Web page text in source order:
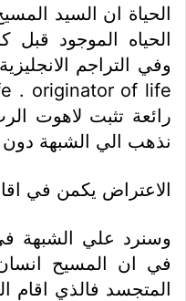
الحياة ان السيد
الحياه الموجود
رائعة تثبت لاهوت
نذهب الي الشبهة دون
الاعتراض يكمن في
وسنرد علي الشبهة
في ان المسيح
المتجسد فالذي اقام